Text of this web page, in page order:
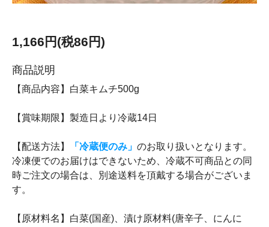
1,166円(税86円)
商品説明
【商品内容】白菜キムチ500g
【賞味期限】製造日より冷蔵14日
【配送方法】 「冷蔵便のみ」 のお取り扱いとなります。
冷凍便でのお届けはできないため、冷蔵不可商品との同
時ご注文の場合は、別途送料を頂戴する場合がございま
す。
【原材料名】白菜(国産)、漬け原材料(唐辛子、にんに